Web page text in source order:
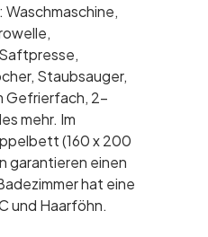
Waschmaschine,
Staubsauger,
Gefrierfach, 2-
mehr. Im
(160 x 200
garantieren einen
hat eine
und Haarföhn.